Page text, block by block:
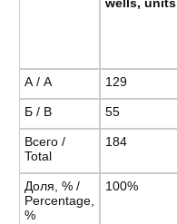
А / A 129
Б / B 55
Всего /
Total
184
Доля, % /
Percentage,
%
100%